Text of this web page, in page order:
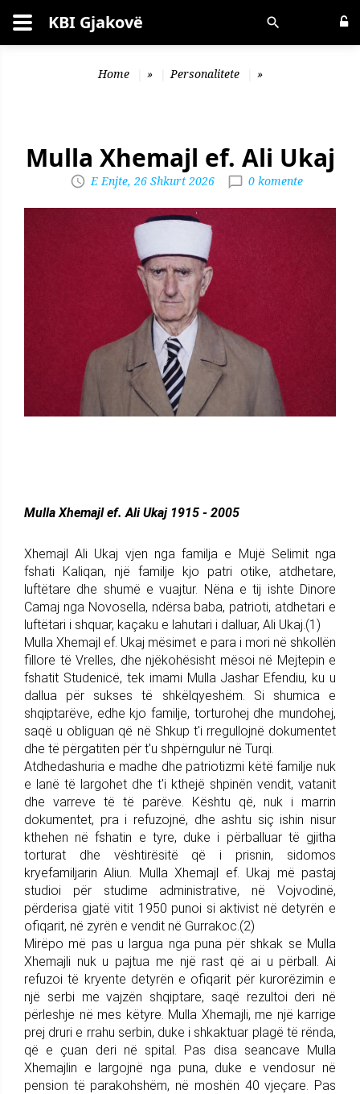
Kërko KBI Gjakovë
Home » Personalitete »
Mulla Xhemajl ef. Ali Ukaj
E Enjte, 26 Shkurt 2026 0 komente
Mulla Xhemajl ef. Ali Ukaj 1915 - 2005
Xhemajl Ali Ukaj vjen nga familja e Mujë Selimit nga
fshati Kaliqan, një familje kjo patri otike, atdhetare,
luftëtare dhe shumë e vuajtur. Nëna e tij ishte Dinore
Camaj nga Novosella, ndërsa baba, patrioti, atdhetari e
luftëtari i shquar, kaçaku e lahutari i dalluar, Ali Ukaj.(1)
Mulla Xhemajl ef. Ukaj mësimet e para i mori në shkollën
fillore të Vrelles, dhe njëkohësisht mësoi në Mejtepin e
fshatit Studenicë, tek imami Mulla Jashar Efendiu, ku u
dallua për sukses të shkëlqyeshëm. Si shumica e
shqiptarëve, edhe kjo familje, torturohej dhe mundohej,
saqë u obliguan që në Shkup t'i rregullojnë dokumentet
dhe të përgatiten për t'u shpërngulur në Turqi.
Atdhedashuria e madhe dhe patriotizmi këtë familje nuk
e lanë të largohet dhe t'i kthejë shpinën vendit, vatanit
dhe varreve të të parëve. Kështu që, nuk i marrin
dokumentet, pra i refuzojnë, dhe ashtu siç ishin nisur
kthehen në fshatin e tyre, duke i përballuar të gjitha
torturat dhe vështirësitë që i prisnin, sidomos
kryefamiljarin Aliun. Mulla Xhemajl ef. Ukaj më pastaj
studioi për studime administrative, në Vojvodinë,
përderisa gjatë vitit 1950 punoi si aktivist në detyrën e
ofiqarit, në zyrën e vendit në Gurrakoc.(2)
Mirëpo më pas u largua nga puna për shkak se Mulla
Xhemajli nuk u pajtua me një rast që ai u përball. Ai
refuzoi të kryente detyrën e ofiqarit për kurorëzimin e
një serbi me vajzën shqiptare, saqë rezultoi deri në
përleshje në mes këtyre. Mulla Xhemajli, me një karrige
prej druri e rrahu serbin, duke i shkaktuar plagë të rënda,
që e çuan deri në spital. Pas disa seancave Mulla
Xhemajlin e largojnë nga puna, duke e vendosur në
pension të parakohshëm, në moshën 40 vjeçare. Pas